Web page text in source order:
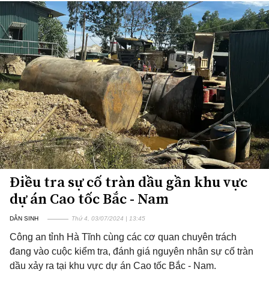
Điều tra sự cố tràn dầu gần khu vực
dự án Cao tốc Bắc - Nam
DÂN SINH Thứ 4, 03/07/2024 | 13:45
Công an tỉnh Hà Tĩnh cùng các cơ quan chuyên trách
đang vào cuộc kiểm tra, đánh giá nguyên nhân sự cố tràn
dầu xảy ra tại khu vực dự án Cao tốc Bắc - Nam.